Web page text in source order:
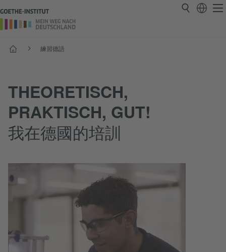
首頁 練習德語
THEORETISCH,
PRAKTISCH, GUT!
我在德國的培訓